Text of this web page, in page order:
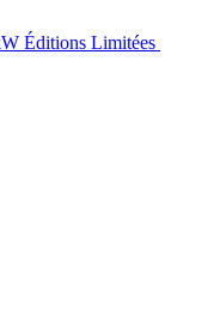
Éditions Limitées